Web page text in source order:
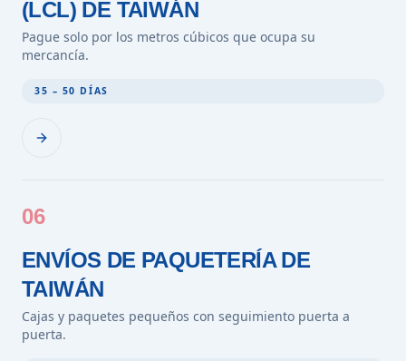
(LCL) DE TAIWÁN
Pague solo por los metros cúbicos que ocupa su
mercancía.
35 – 50 DÍAS
06
ENVÍOS DE PAQUETERÍA DE
TAIWÁN
Cajas y paquetes pequeños con seguimiento puerta a
puerta.